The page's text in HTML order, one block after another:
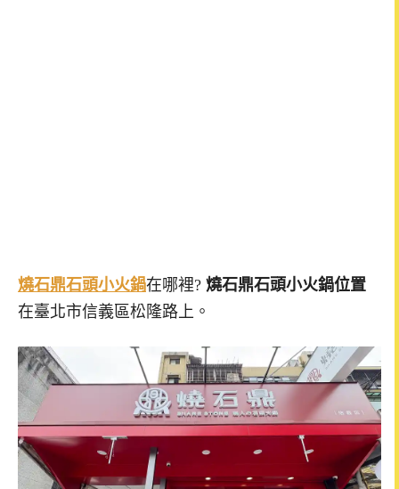
燒石鼎石頭小火鍋在哪裡? 燒石鼎石頭小火鍋位置
在臺北市信義區松隆路上。